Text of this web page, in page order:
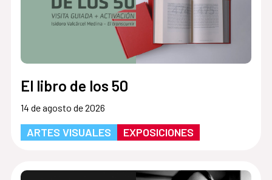
El libro de los 50
14 de agosto de 2026
ARTES VISUALES EXPOSICIONES